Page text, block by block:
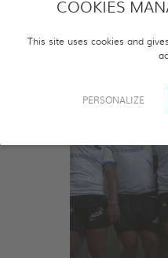
COOKIES
This site uses cookies and
PERSONALIZE